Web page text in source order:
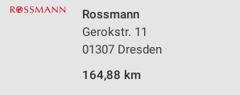
Rossmann
Gerokstr. 11
01307 Dresden
164,88 km